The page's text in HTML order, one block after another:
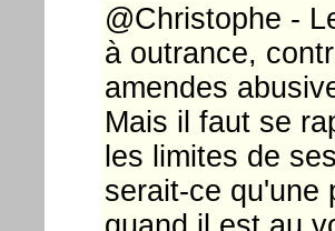
@Christophe -
à outrance,
amendes
Mais il faut se
les limites de
serait-ce qu'une